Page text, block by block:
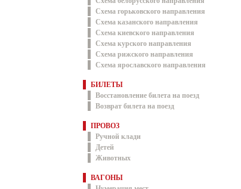
Схема горьковского направления
Схема казанского направления
Схема киевского направления
Схема курского направления
Схема рижского направления
Схема ярославского направления
БИЛЕТЫ
Восстановление билета на поезд
Возврат билета на поезд
ПРОВОЗ
Ручной клади
Детей
Животных
ВАГОНЫ